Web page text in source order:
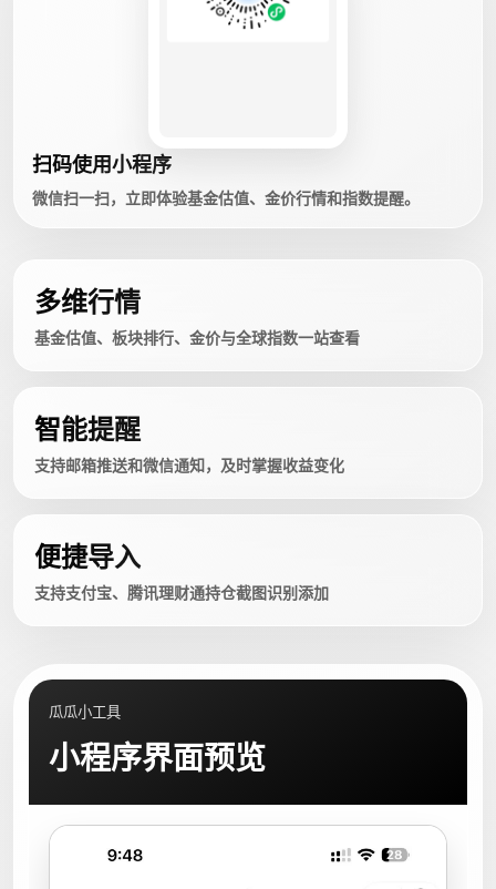
扫码使用小程序
微信扫一扫，立即体验基金估值、金价行情和指数提醒。
多维行情
基金估值、板块排行、金价与全球指数一站查看
智能提醒
支持邮箱推送和微信通知，及时掌握收益变化
便捷导入
支持支付宝、腾讯理财通持仓截图识别添加
瓜瓜小工具
小程序界面预览